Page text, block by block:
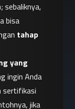
sebaliknya,
bisa
tahap
yang
ingin Anda
sertifikasi
jika